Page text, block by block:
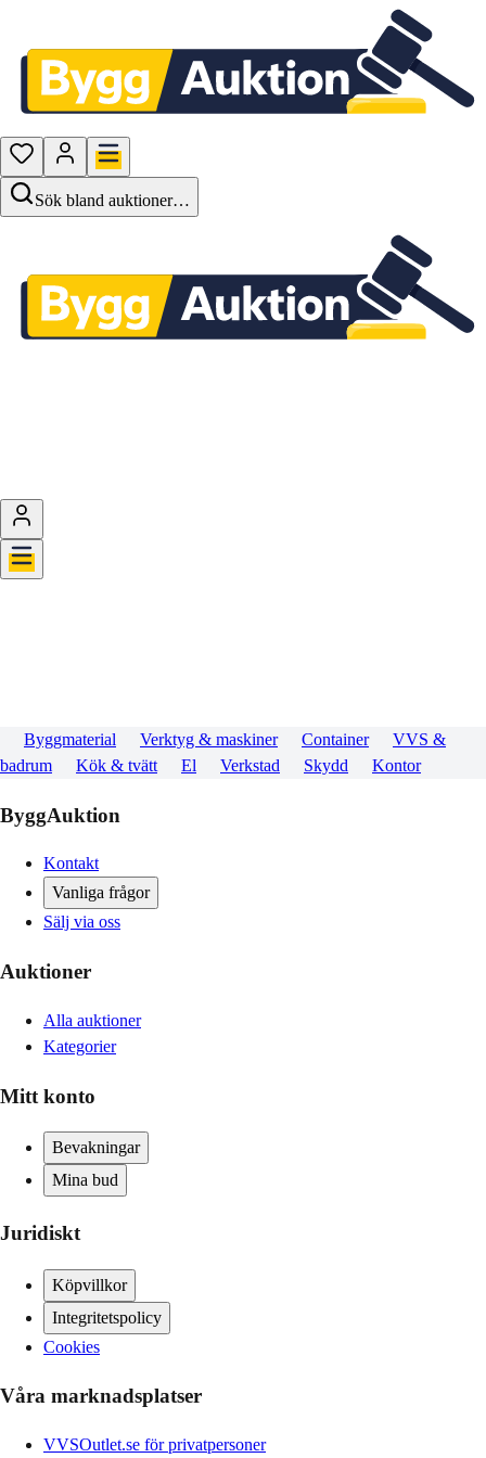
Sök bland auktioner…
Byggmaterial Verktyg & maskiner Container
VVS &
badrum
Kök & tvätt El Verkstad Skydd Kontor
ByggAuktion
Kontakt
Vanliga frågor
Sälj via oss
Auktioner
Alla auktioner
Kategorier
Mitt konto
Bevakningar
Mina bud
Juridiskt
Köpvillkor
Integritetspolicy
Cookies
Våra marknadsplatser
VVSOutlet.se för privatpersoner